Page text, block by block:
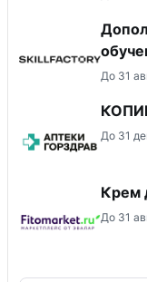
До 31
До 31
Крем
До 31